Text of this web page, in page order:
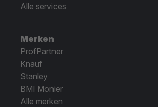
Alle services
Merken
ProfPartner
Knauf
Stanley
BMI Monier
Alle merken